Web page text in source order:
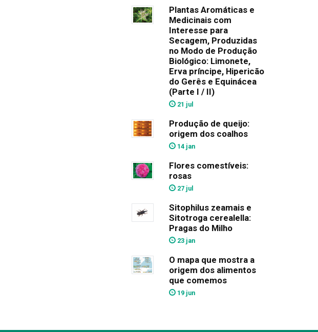
Plantas Aromáticas e
Medicinais com
Interesse para
Secagem, Produzidas
no Modo de Produção
Biológico: Limonete,
Erva príncipe, Hipericão
do Gerês e Equinácea
(Parte I / II)
21 jul
Produção de queijo:
origem dos coalhos
14 jan
Flores comestíveis:
rosas
27 jul
Sitophilus zeamais e
Sitotroga cerealella:
Pragas do Milho
23 jan
O mapa que mostra a
origem dos alimentos
que comemos
19 jun